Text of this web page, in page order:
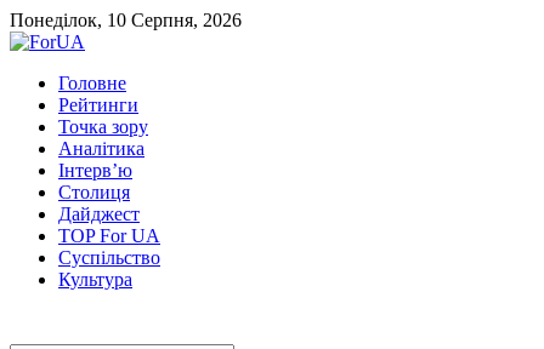
Понеділок, 10 Серпня, 2026
Головне
Рейтинги
Точка зору
Аналітика
Інтерв’ю
Столиця
Дайджест
TOP For UA
Суспiльство
Культура